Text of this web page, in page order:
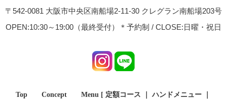
〒542-0081 大阪市中央区南船場2-11-30 クレグラン南船場203号
OPEN:10:30～19:00（最終受付）＊予約制 / CLOSE:日曜・祝日
Top Concept Menu [ 定額コース ｜ハンドメニュー